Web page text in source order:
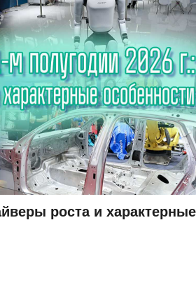
роста и характерные